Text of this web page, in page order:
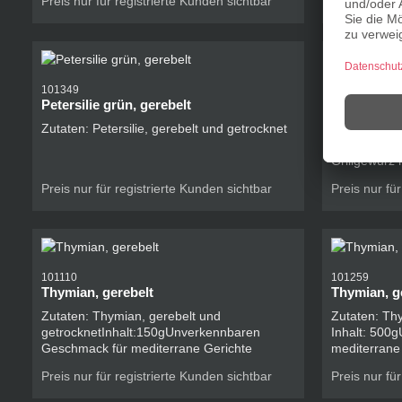
101349
Petersilie grün, gerebelt
Zutaten: Petersilie, gerebelt und getrocknet
Preis nur für registrierte Kunden sichtbar
Rosmarin,
Zutaten:
Grillgewürz
Melanzani,
Preis nur
101110
Thymian, gerebelt
Zutaten: Thymian, gerebelt und
getrocknetInhalt:150gUnverkennbaren
Geschmack für mediterrane Gerichte
Preis nur für registrierte Kunden sichtbar
101259
Thymian,
Zutaten:
Inhalt:
Preis nur